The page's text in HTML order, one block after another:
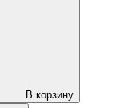
В корзину